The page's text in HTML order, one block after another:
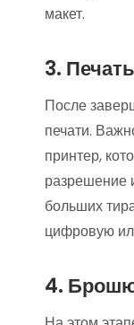
макет.
3. Печать
После
печати.
принтер,
разрешение
больших
цифровую
4.